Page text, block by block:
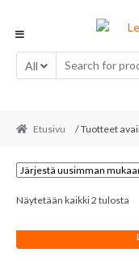
navigation
content
All
Etusivu / Tuotteet
Näytetään kaikki 2 tulosta